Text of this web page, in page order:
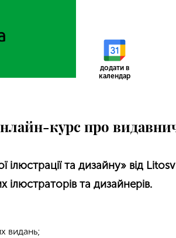
додати в
календар
курс про
та дизайну» від
ілюстраторів та дизайнерів.
видань;